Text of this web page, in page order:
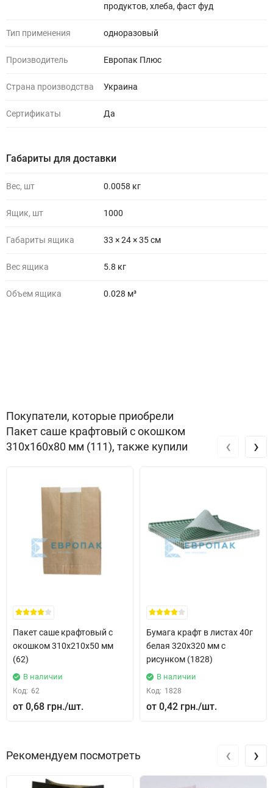
продуктов, хлеба, фаст фуд
Тип применения одноразовый
Производитель Европак Плюс
Страна производства Украина
Сертификаты Да
Габариты для доставки
Вес, шт 0.0058 кг
Ящик, шт 1000
Габариты ящика 33 × 24 × 35 см
Вес ящика 5.8 кг
Объем ящика 0.028 м³
Покупатели, которые приобрели
Пакет саше крафтовый с окошком
310x160x80 мм (111), также купили
Пакет саше крафтовый с
окошком 310x210x50 мм
(62)
В наличии
Код: 62
0,68 грн.
Бумага крафт в листах 40г
белая 320x320 мм с
рисунком (1828)
В наличии
Код: 1828
0,42 грн.
‹ ›
Рекомендуем посмотреть ‹ ›